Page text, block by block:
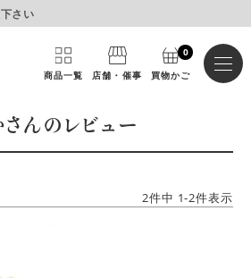
さい
商品一覧 店舗・催事 買物かご
0
んのレビュー
2件中 1-2件表示